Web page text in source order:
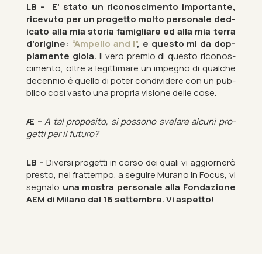
LB –
E’ stato un ricon­os­ci­mento im­port­ante,
ricevuto per un pro­getto molto per­sonale ded­
ic­ato alla mia storia famigli­are ed alla mia terra
d’ori­gine: “Am­pelio and i”, e questo mi da dop­
pia­mente gioia. Il vero pre­mio di questo ricon­os­
ci­mento, oltre a le­git­ti­m­are un im­pegno di qual­che
decen­nio è quello di poter con­di­videre con un pub­
blico così vasto una pro­pria vis­ione delle cose.
Æ – A tal pro­posito, si pos­sono svelare al­cuni pro­
getti per il fu­turo?
LB – Di­versi pro­getti in corso dei quali vi ag­giornerò
presto, nel frat­tempo, a seguire Mur­ano in Focus, vi
seg­nalo una mostra per­sonale alla Fondazione
AEM di Mil­ano dal 16 settembre. Vi as­petto!